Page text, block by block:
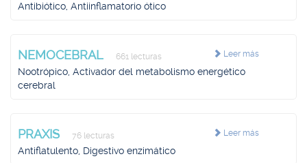
Antibiótico, Antiinflamatorio ótico
Leer más
NEMOCEBRAL 661 lecturas
Nootrópico, Activador del metabolismo energético
cerebral
Leer más
PRAXIS 76 lecturas
Antiflatulento, Digestivo enzimático